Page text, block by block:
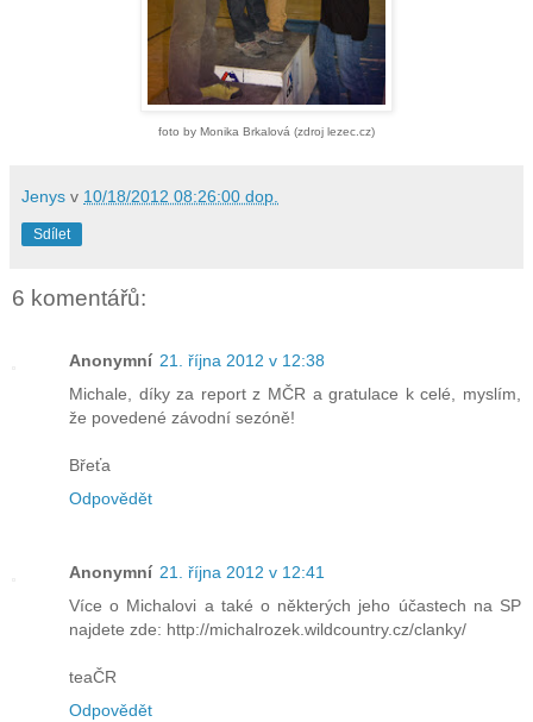
foto by Monika Brkalová (zdroj lezec.cz)
Jenys v 10/18/2012 08:26:00 dop.
Sdílet
6 komentářů:
Anonymní 21. října 2012 v 12:38
Michale, díky za report z MČR a gratulace k celé, myslím,
že povedené závodní sezóně!
Břeťa
Odpovědět
Anonymní 21. října 2012 v 12:41
Více o Michalovi a také o některých jeho účastech na SP
najdete zde: http://michalrozek.wildcountry.cz/clanky/
teaČR
Odpovědět